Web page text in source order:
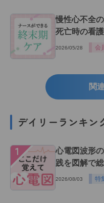
慢性心不全
死亡時の看
2026/05/28 会
関
デイリーランキン
１
心電図波形
践を図解で
2026/08/03 特